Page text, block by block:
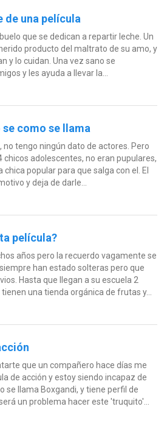
de una película
que se dedican a repartir leche. Un
producto del maltrato de su amo, y
y lo cuidan. Una vez sano se
y les ayuda a llevar la...
como se llama
no tengo ningún dato de actores. Pero
chicos adolescentes, no eran pupulares,
chica popular para que salga con el. El
y deja de darle...
película?
años pero la recuerdo vagamente se
han estado solteras pero que
Hasta que llegan a su escuela 2
una tienda orgánica de frutas y...
que un compañero hace días me
de acción y estoy siendo incapaz de
se llama Boxgandi, y tiene perfil de
un problema hacer este 'truquito'...